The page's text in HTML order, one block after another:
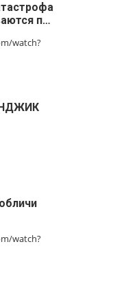
п…
watch?
watch?